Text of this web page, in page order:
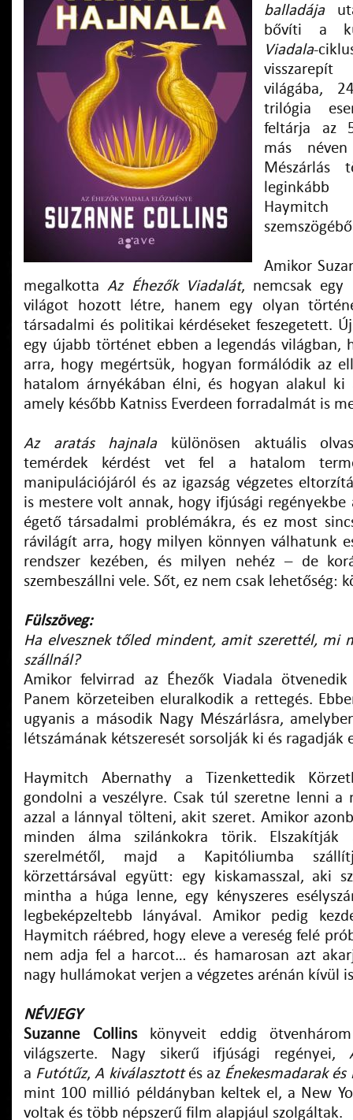
balladája
bővíti a
Viadala-
világába,
trilógia
feltárja az
más
Mészárlás
Amikor
megalkottaAz Éhezők Viadalát, nemcsak egy
világot hozott létre, hanem egy olyan
társadalmi és politikai kérdéseket feszegetett.
egy újabb történet ebben a legendás világban,
arra, hogy megértsük, hogyan formálódik az
hatalom árnyékában élni, és hogyan alakul ki
amely később Katniss Everdeen forradalmát is
Az aratás hajnalakülönösen aktuális
temérdek kérdést vet fel a hatalom
manipulációjáról és az igazság végzetes
is mestere volt annak, hogy ifjúsági regényekbe
égető társadalmi problémákra, és ez most
rávilágít arra, hogy milyen könnyen válhatunk
rendszer kezében, és milyen nehéz – de
szembeszállni vele. Sőt, ez nem csak lehetőség:
Fülszöveg:
Ha elvesznek tőled mindent, amit szerettél, mi
szállnál?
Amikor felvirrad az Éhezők Viadala ötvenedik
Panem körzeteiben eluralkodik a rettegés.
ugyanis a második Nagy Mészárlásra,
létszámának kétszeresét sorsolják ki és
Haymitch Abernathy a Tizenkettedik
gondolni a veszélyre. Csak túl szeretne lenni a
azzal a lánnyal tölteni, akit szeret. Amikor
minden álma szilánkokra törik.
szerelmétől, majd a Kapitóliumba
körzettársával együtt: egy kiskamasszal, aki
mintha a húga lenne, egy kényszeres
legbeképzeltebb lányával. Amikor pedig
Haymitch ráébred, hogy eleve a vereség felé
nem adja fel a harcot… és hamarosan azt
nagy hullámokat verjen a végzetes arénán kívül
NÉVJEGY
Suzanne Collins
könyveit eddig
világszerte. Nagy sikerű ifjúsági regényei,
a Futótűz,A kiválasztottés az Énekesmadarak
mint 100 millió példányban keltek el, a New
voltak és több népszerű film alapjául szolgáltak.